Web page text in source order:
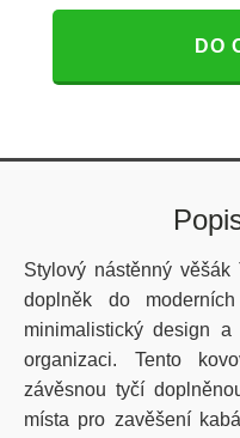
DO
Stylový nástěnný
doplněk do
minimalistický design
organizaci. Tento
závěsnou tyčí
místa pro zavěšení